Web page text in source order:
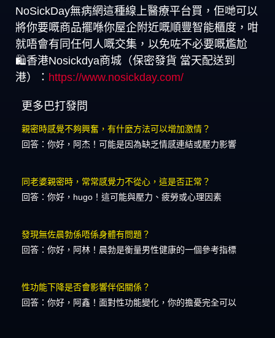
NoSickDay無病網這種線上醫療平台買，佢哋可以
將你要嘅商品擺喺你屋企附近嘅順豐智能櫃度，咁
就唔會有同任何人嘅交集，以免咗不必要嘅尷尬
🛍️香港Nosickdya商城（保密發貨 當天配送到
港）： https://www.nosickday.com/
更多巴打發問
親密時感覺不夠興奮，有什麼方法可以增加激情？
回答：你好，阿杰！可能是因為缺乏情感連結或壓力影響
同老婆親密時，常常感覺力不從心，這是否正常？
回答：你好，hugo！這可能與壓力、疲勞或心理因素
發現無佐晨勃係唔係身體有問題？
回答：你好，阿林！晨勃是衡量男性健康的一個參考指標
性功能下降是否會影響伴侶關係？
回答：你好，阿鑫！面對性功能變化，你的擔憂完全可以